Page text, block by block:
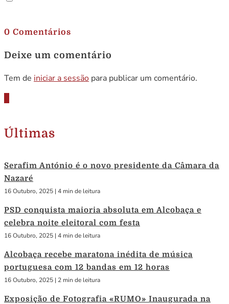
0 Comentários
Deixe um comentário
Tem de iniciar a sessão para publicar um comentário.
Últimas
Serafim António é o novo presidente da Câmara da
Nazaré
16 Outubro, 2025 | 4 min de leitura
PSD conquista maioria absoluta em Alcobaça e
celebra noite eleitoral com festa
16 Outubro, 2025 | 4 min de leitura
Alcobaça recebe maratona inédita de música
portuguesa com 12 bandas em 12 horas
16 Outubro, 2025 | 2 min de leitura
Exposição de Fotografia «RUMO» Inaugurada na